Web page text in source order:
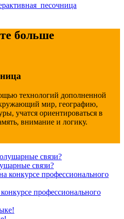
больше
технологий дополненной
мир, географию,
учатся ориентироваться в
внимание и логику.
связи?
профессионального